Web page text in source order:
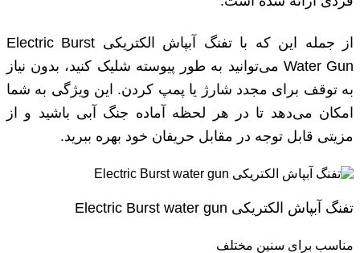
از جمله این که با تفنگ آبپاش الکتریکی Electric Burst
Water Gun می‌توانید به طور پیوسته شلیک کنید، بدون نیاز
به توقف برای مجدد شارژ یا پمپ کردن. این ویژگی به شما
امکان می‌دهد تا در هر لحظه آماده جنگ آبی باشید و از
مزیتی قابل توجه در مقابل حریفان خود بهره ببرید.
تفنگ آبپاش الکتریکی Electric Burst water gun
مناسب برای سنین مختلف